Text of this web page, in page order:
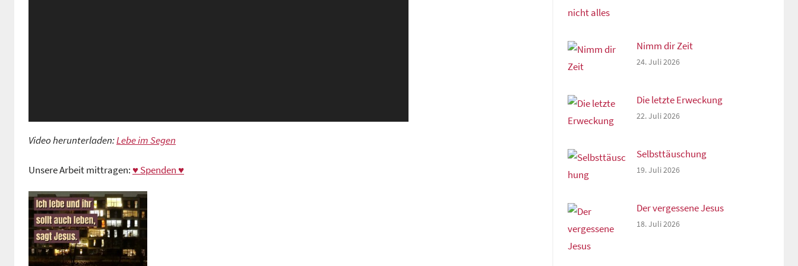
Video herunterladen:Lebe im Segen
Unsere Arbeit mittragen: ♥ Spenden ♥
Nimm dir Zeit
24. Juli 2026
Die letzte Erweckung
22. Juli 2026
Selbsttäuschung
19. Juli 2026
Der vergessene Jesus
18. Juli 2026